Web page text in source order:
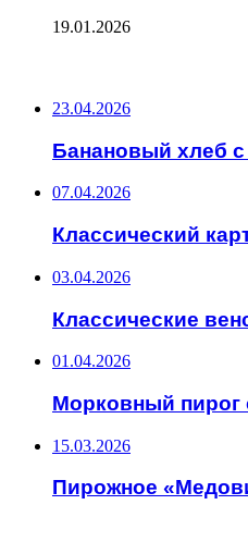
19.01.2026
23.04.2026
Банановый хлеб
07.04.2026
Классический
03.04.2026
Классические
01.04.2026
Морковный пирог
15.03.2026
Пирожное